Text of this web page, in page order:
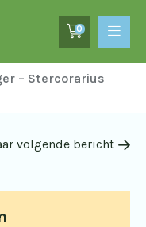
0
– Stercorarius
volgende bericht